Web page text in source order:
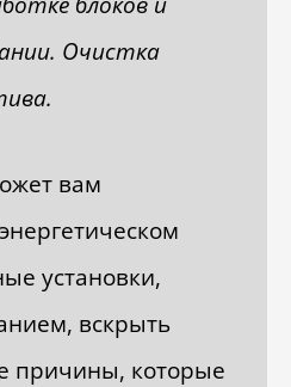
Очистка
вам
установки,
вскрыть
причины, которые